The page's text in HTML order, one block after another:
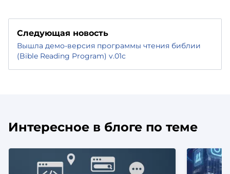
Следующая новость
Вышла демо-версия программы чтения библии
(Bible Reading Program) v.01c
Интересное в блоге по теме